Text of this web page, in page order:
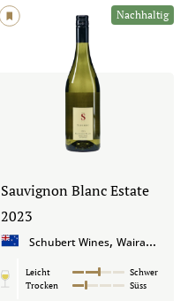
Nachhaltig
Sauvignon Blanc Estate
2023
Schubert Wines, Wairarapa
Leicht
Schwer
Trocken
Süss